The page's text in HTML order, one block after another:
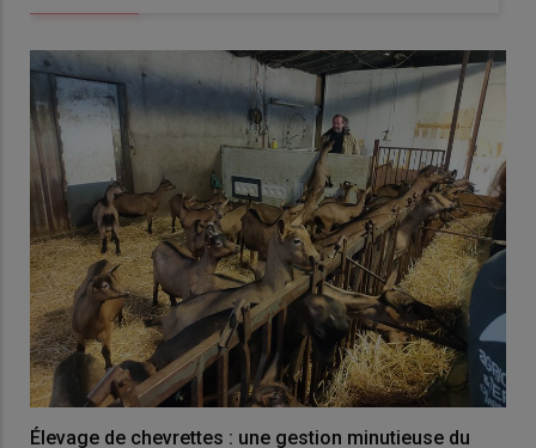
Élevage de chevrettes : une gestion minutieuse du